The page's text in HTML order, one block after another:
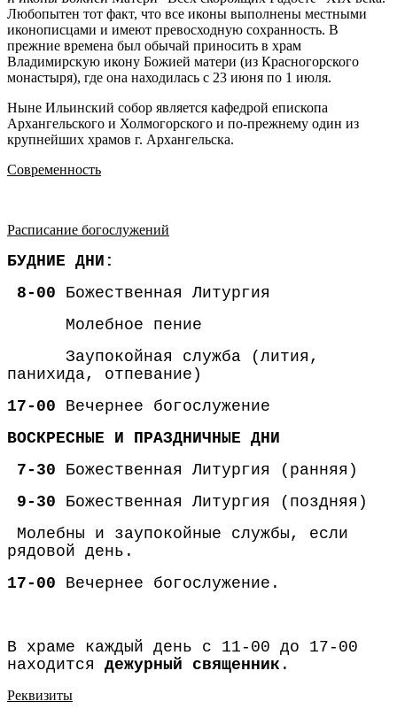
Любопытен тот факт, что все иконы выполнены местными
иконописцами и имеют превосходную сохранность. В
прежние времена был обычай приносить в храм
Владимирскую икону Божией матери (из Красногорского
монастыря), где она находилась с 23 июня по 1 июля.
Ныне Ильинский собор является кафедрой епископа
Архангельского и Холмогорского и по-прежнему один из
крупнейших храмов г. Архангельска.
Современность
Расписание богослужений
БУДНИЕ ДНИ:
8-00 Божественная Литургия
Молебное пение
Заупокойная служба (лития,
панихида, отпевание)
17-00 Вечернее богослужение
ВОСКРЕСНЫЕ И ПРАЗДНИЧНЫЕ ДНИ
7-30 Божественная Литургия (ранняя)
9-30 Божественная Литургия (поздняя)
Молебны и заупокойные службы, если
рядовой день.
17-00 Вечернее богослужение.
В храме каждый день с 11-00 до 17-00
находится дежурный священник .
Реквизиты